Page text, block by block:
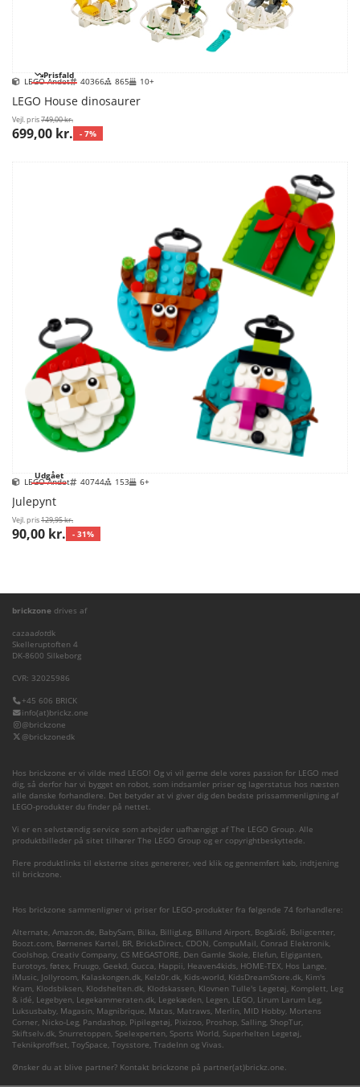
Prisfald
LEGO Andet 40366 865 10+
LEGO House dinosaurer
Vejl. pris749,00 kr.
699,00 kr. - 7%
Udgået
LEGO Andet 40744 153 6+
Julepynt
Vejl. pris129,95 kr.
90,00 kr. - 31%
brickzone drives af
cazaadotdk
Skelleruptoften 4
DK-8600 Silkeborg
CVR: 32025986
+45 606 BRICK
info(at)brickz.one
@brickzone
@brickzonedk
Hos brickzone er vi vilde med LEGO! Og vi vil gerne dele vores passion for LEGO med
dig, så derfor har vi bygget en robot, som indsamler priser og lagerstatus hos næsten
alle danske forhandlere. Det betyder at vi giver dig den bedste prissammenligning af
LEGO-produkter du finder på nettet.
Vi er en selvstændig service som arbejder uafhængigt af The LEGO Group. Alle
produktbilleder på sitet tilhører The LEGO Group og er copyrightbeskyttede.
Flere produktlinks til eksterne sites genererer, ved klik og gennemført køb, indtjening
til brickzone.
Hos brickzone sammenligner vi priser for LEGO-produkter fra følgende 74 forhandlere:
Alternate, Amazon.de, BabySam, Bilka, BilligLeg, Billund Airport, Bog&idé, Boligcenter,
Boozt.com, Børnenes Kartel, BR, BricksDirect, CDON, CompuMail, Conrad Elektronik,
Coolshop, Creativ Company, CS MEGASTORE, Den Gamle Skole, Elefun, Elgiganten,
Eurotoys, føtex, Fruugo, Geekd, Gucca, Happii, Heaven4kids, HOME-TEX, Hos Lange,
iMusic, Jollyroom, Kalaskongen.dk, Kelz0r.dk, Kids-world, KidsDreamStore.dk, Kim's
Kram, Klodsbiksen, Klodshelten.dk, Klodskassen, Klovnen Tulle's Legetøj, Komplett, Leg
& idé, Legebyen, Legekammeraten.dk, Legekæden, Legen, LEGO, Lirum Larum Leg,
Luksusbaby, Magasin, Magnibrique, Matas, Matraws, Merlin, MID Hobby, Mortens
Corner, Nicko-Leg, Pandashop, Pipilegetøj, Pixizoo, Proshop, Salling, ShopTur,
Skiftselv.dk, Snurretoppen, Spelexperten, Sports World, Superhelten Legetøj,
Teknikproffset, ToySpace, Toysstore, TradeInn og Vivas.
Ønsker du at blive partner? Kontakt brickzone på partner(at)brickz.one.